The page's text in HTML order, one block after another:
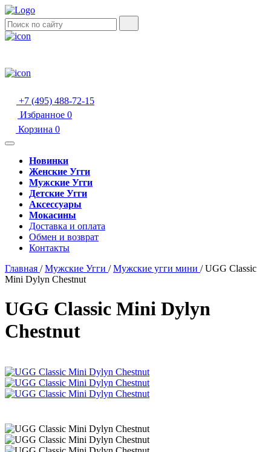
+7 (495) 488-72-15
Избранное 0
Корзина 0
Новинки
Женские Угги
Мужские Угги
Детские Угги
Аксессуары
Мокасины
Доставка и оплата
Обмен и возврат
Контакты
Главная / Мужские Угги / Мужские угги мини / UGG Classic
Mini Dylyn Chestnut
UGG Classic Mini Dylyn
Chestnut